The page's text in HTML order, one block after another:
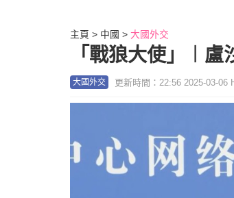
主頁 中國 大國外交
「戰狼大使」︱
大國外交 更新時間：22:56 2025-03-06